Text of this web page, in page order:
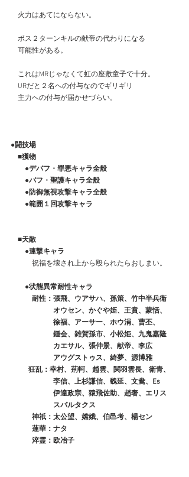
火力はあてにならない。
ボス２ターンキルの献帝の代わりになる
可能性がある。
これはMRじゃなくて虹の座敷童子で十分。
URだと２名への付与なのでギリギリ
主力への付与が届かせづらい。
●闘技場
■獲物
●デバフ・罪悪キャラ全般
●バフ・聖護キャラ全般
●防御無視攻撃キャラ全般
●範囲１回攻撃キャラ
■天敵
●連撃キャラ
祝福を壊され上から殴られたらおしまい。
●状態異常耐性キャラ
耐性：張飛、ウアサハ、孫策、竹中半兵衛
オウセン、かぐや姫、王賁、蒙恬、
徐福、アーサー、ホウ涓、曹丕、
鍾会、雑賀孫市、小松姫、九鬼嘉隆
カエサル、張仲景、献帝、李広
アウグストゥス、綺夢、源博雅
狂乱：幸村、荊軻、趙雲、関羽雲長、衛青、
李信、上杉謙信、魏延、文鴦、Es
伊達政宗、猿飛佐助、趙奢、エリス
スパルタクス
神祇：太公望、嫦娥、伯邑考、楊セン
蓮華：ナタ
淬霊：欧冶子